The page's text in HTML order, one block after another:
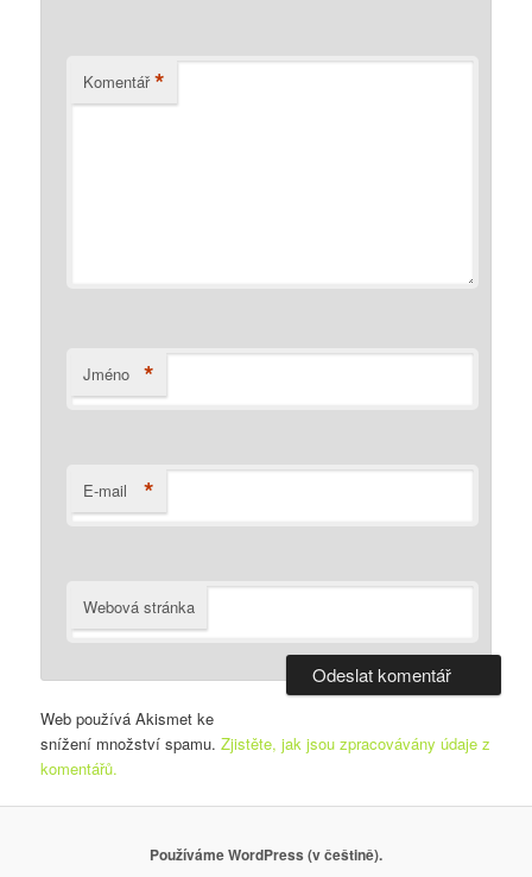
Komentář *
Jméno *
E-mail *
Webová stránka
Web používá Akismet ke
snížení množství spamu.Zjistěte, jak jsou zpracovávány údaje z
komentářů.
Používáme WordPress (v češtině).